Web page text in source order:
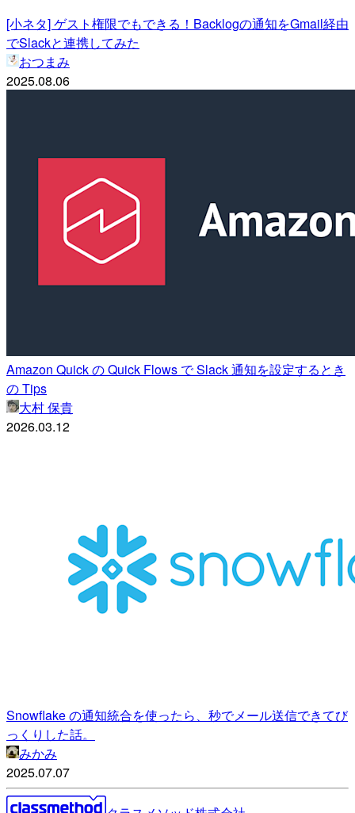
[小ネタ] ゲスト権限でもできる！Backlogの通知をGmail経由
でSlackと連携してみた
おつまみ
2025.08.06
Amazon Quick の Quick Flows で Slack 通知を設定するとき
の Tips
大村 保貴
2026.03.12
Snowflake の通知統合を使ったら、秒でメール送信できてび
っくりした話。
みかみ
2025.07.07